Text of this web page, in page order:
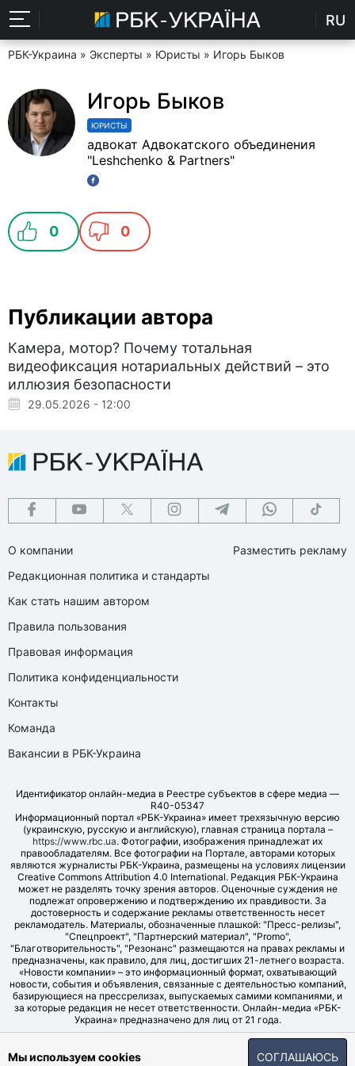
RU
РБК-Украина » Эксперты » Юристы » Игорь Быков
Игорь Быков
ЮРИСТЫ
адвокат Адвокатского объединения
"Leshchenko & Partners"
0 0
Публикации автора
Камера, мотор? Почему тотальная
видеофиксация нотариальных действий – это
иллюзия безопасности
29.05.2026 - 12:00
О компании
Редакционная политика и стандарты
Как стать нашим автором
Правила пользования
Правовая информация
Политика конфиденциальности
Контакты
Команда
Вакансии в РБК-Украина
Разместить рекламу
Идентификатор онлайн-медиа в Реестре субъектов в сфере медиа —
R40-05347
Информационный портал «РБК-Украина» имеет трехязычную версию
(украинскую, русскую и английскую), главная страница портала –
https://www.rbc.ua. Фотографии, изображения принадлежат их
правообладателям. Все фотографии на Портале, авторами которых
являются журналисты РБК-Украина, размещены на условиях лицензии
Creative Commons Attribution 4.0 International. Редакция РБК-Украина
может не разделять точку зрения авторов. Оценочные суждения не
подлежат опровержению и подтверждению их правдивости. За
достоверность и содержание рекламы ответственность несет
рекламодатель. Материалы, обозначенные плашкой: "Пресс-релизы",
"Спецпроект", "Партнерский материал", "Promo",
"Благотворительность", "Резонанс" размещаются на правах рекламы и
предназначены, как правило, для лиц, достигших 21-летнего возраста.
«Новости компании» – это информационный формат, охватывающий
новости, события и объявления, связанные с деятельностью компаний,
базирующиеся на прессрелизах, выпускаемых самими компаниями, и
за которые редакция не несет ответственности. Онлайн-медиа «РБК-
Украина» предназначено для лиц от 21 года.
© LLC "UBT MEDIA", 2006-2026.
Мы используем cookies СОГЛАШАЮСЬ